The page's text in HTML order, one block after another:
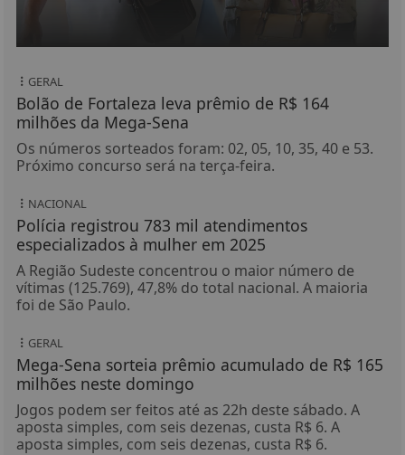
GERAL
Bolão de Fortaleza leva prêmio de R$ 164
milhões da Mega-Sena
Os números sorteados foram: 02, 05, 10, 35, 40 e 53.
Próximo concurso será na terça-feira.
NACIONAL
Polícia registrou 783 mil atendimentos
especializados à mulher em 2025
A Região Sudeste concentrou o maior número de
vítimas (125.769), 47,8% do total nacional. A maioria
foi de São Paulo.
GERAL
Mega-Sena sorteia prêmio acumulado de R$ 165
milhões neste domingo
Jogos podem ser feitos até as 22h deste sábado. A
aposta simples, com seis dezenas, custa R$ 6. A
aposta simples, com seis dezenas, custa R$ 6.